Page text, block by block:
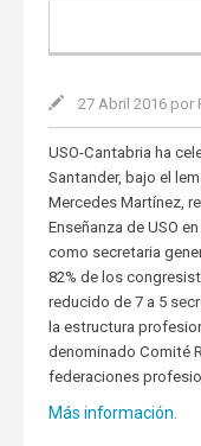
27 Abril 2016 por
USO-Cantabria ha
Santander, bajo el
Mercedes Martínez,
Enseñanza de USO
como secretaria
82% de los
reducido de 7 a 5
la estructura
denominado Comité
federaciones
Más información.